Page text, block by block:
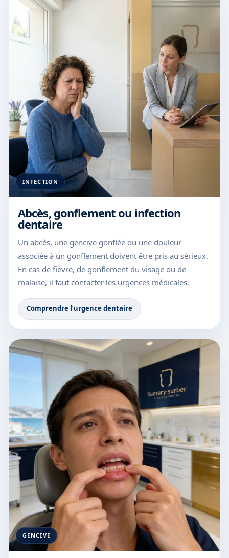
INFECTION
Abcès, gonflement ou infection
dentaire
Un abcès, une gencive gonflée ou une douleur
associée à un gonflement doivent être pris au sérieux.
En cas de fièvre, de gonflement du visage ou de
malaise, il faut contacter les urgences médicales.
Comprendre l’urgence dentaire
GENCIVE